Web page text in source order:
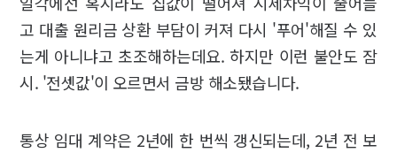
고 대출 원리금 상환 부담이 커져 다시 '푸어'해질 수 있
는게 아니냐고 초조해하는데요. 하지만 이런 불안도 잠
시. '전셋값'이 오르면서 금방 해소됐습니다.
통상 임대 계약은 2년에 한 번씩 갱신되는데, 2년 전 보